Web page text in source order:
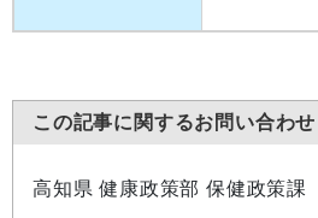
この記事に関するお問い合わせ
高知県 健康政策部 保健政策課